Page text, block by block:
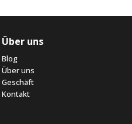
Über uns
Blog
Über uns
Geschäft
Kontakt